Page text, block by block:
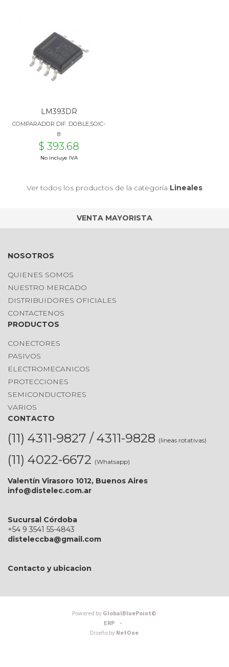
LM393DR
COMPARADOR DIF. DOBLE,SOIC-
8
$ 393.68
No incluye IVA
Ver todos los productos de la categoría Lineales
VENTA MAYORISTA
NOSOTROS
QUIENES SOMOS
NUESTRO MERCADO
DISTRIBUIDORES OFICIALES
CONTACTENOS
PRODUCTOS
CONECTORES
PASIVOS
ELECTROMECANICOS
PROTECCIONES
SEMICONDUCTORES
VARIOS
CONTACTO
(11) 4311-9827 / 4311-9828 (lineas rotativas)
(11) 4022-6672 (Whatsapp)
Valentín Virasoro 1012, Buenos Aires
info@distelec.com.ar
Sucursal Córdoba
+54 9 3541 55-4843
disteleccba@gmail.com
Contacto y ubicacion
Powered byGlobalBluePoint©
ERP -
Diseño byNetOne